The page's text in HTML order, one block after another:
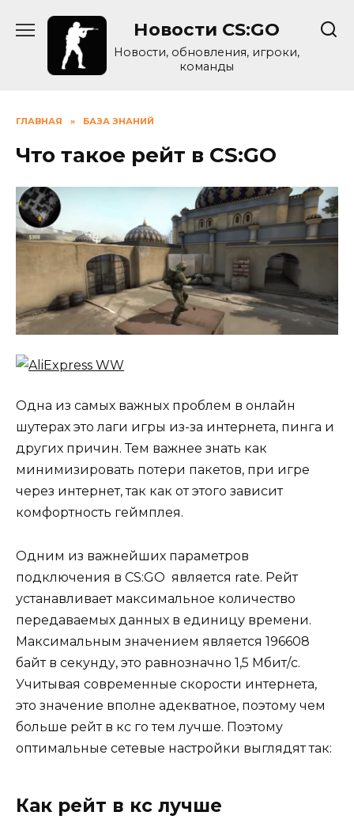
Новости CS:GO
Новости, обновления, игроки,
команды
ГЛАВНАЯ » БАЗА ЗНАНИЙ
Что такое рейт в CS:GO
Одна из самых важных проблем в онлайн
шутерах это лаги игры из-за интернета, пинга и
других причин. Тем важнее знать как
минимизировать потери пакетов, при игре
через интернет, так как от этого зависит
комфортность геймплея.
Одним из важнейших параметров
подключения в CS:GO является rate. Рейт
устанавливает максимальное количество
передаваемых данных в единицу времени.
Максимальным значением является 196608
байт в секунду, это равнозначно 1,5 Мбит/с.
Учитывая современные скорости интернета,
это значение вполне адекватное, поэтому чем
больше рейт в кс го тем лучше. Поэтому
оптимальные сетевые настройки выглядят так:
Как рейт в кс лучше